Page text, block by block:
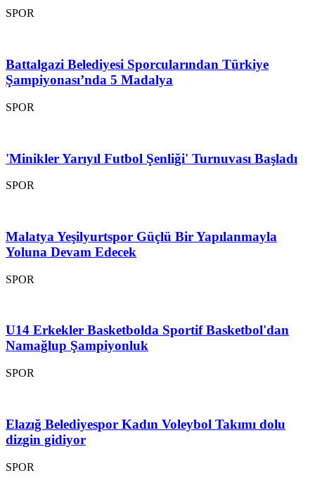
SPOR
Battalgazi Belediyesi Sporcularından Türkiye
Şampiyonası’nda 5 Madalya
SPOR
'Minikler Yarıyıl Futbol Şenliği' Turnuvası Başladı
SPOR
Malatya Yeşilyurtspor Güçlü Bir Yapılanmayla
Yoluna Devam Edecek
SPOR
U14 Erkekler Basketbolda Sportif Basketbol'dan
Namağlup Şampiyonluk
SPOR
Elazığ Belediyespor Kadın Voleybol Takımı dolu
dizgin gidiyor
SPOR